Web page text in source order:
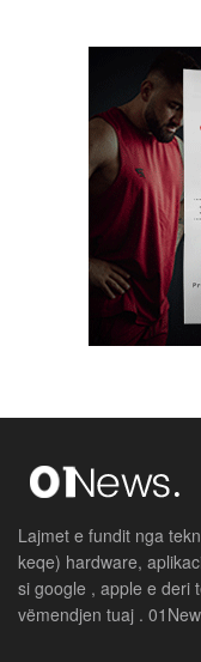
Lajmet e fundit nga
keqe) hardware,
si google , apple e deri
vëmendjen tuaj .